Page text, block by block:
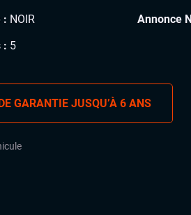
: NOIR
: 5
Annonce
GARANTIE JUSQU’À 6 ANS